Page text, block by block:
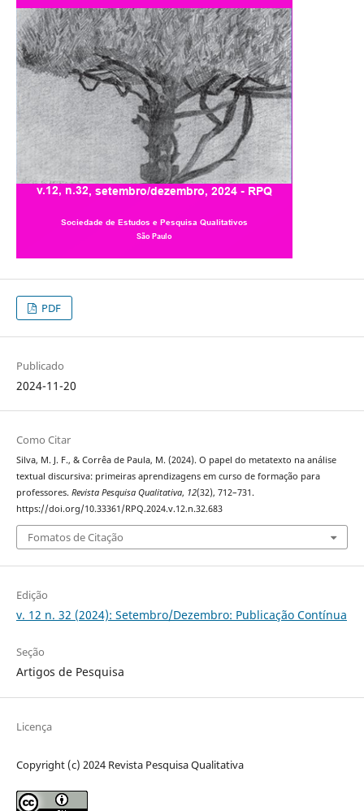
PDF
Publicado
2024-11-20
Como Citar
Silva, M. J. F., & Corrêa de Paula, M. (2024). O papel do metatexto na análise
textual discursiva: primeiras aprendizagens em curso de formação para
professores. Revista Pesquisa Qualitativa, 12(32), 712–731.
https://doi.org/10.33361/RPQ.2024.v.12.n.32.683
Fomatos de Citação
Edição
v. 12 n. 32 (2024): Setembro/Dezembro: Publicação Contínua
Seção
Artigos de Pesquisa
Licença
Copyright (c) 2024 Revista Pesquisa Qualitativa